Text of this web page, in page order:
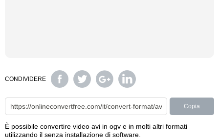
CONDIVIDERE
Copia
È possibile convertire video avi in ogv e in molti altri formati
utilizzando il senza installazione di software.